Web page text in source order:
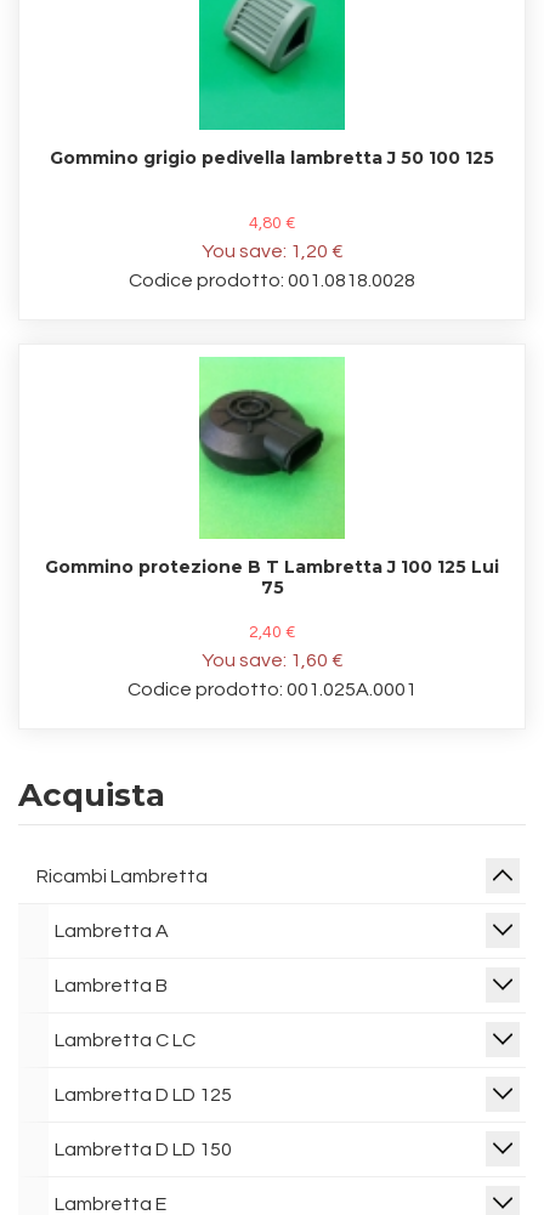
Gommino grigio pedivella lambretta J 50 100 125
4,80 €
You save: 1,20 €
Codice prodotto: 001.0818.0028
Gommino protezione B T Lambretta J 100 125 Lui
75
2,40 €
You save: 1,60 €
Codice prodotto: 001.025A.0001
Acquista
Ricambi Lambretta
Lambretta A
Lambretta B
Lambretta C LC
Lambretta D LD 125
Lambretta D LD 150
Lambretta E